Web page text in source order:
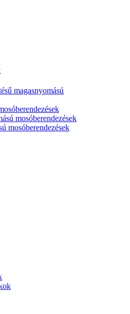
magasnyomású
mosóberendezések
mosóberendezések